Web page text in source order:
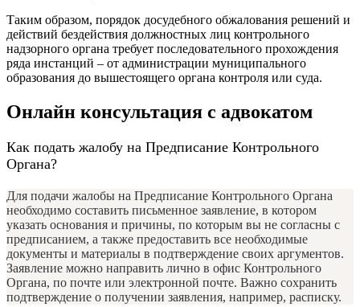
Таким образом, порядок досудебного обжалования решений и
действий бездействия должностных лиц контрольного
надзорного органа требует последовательного прохождения
ряда инстанций – от администрации муниципального
образования до вышестоящего органа контроля или суда.
Онлайн консультация с адвокатом
Как подать жалобу на Предписание Контрольного
Органа?
Для подачи жалобы на Предписание Контрольного Органа
необходимо составить письменное заявление, в котором
указать основания и причины, по которым вы не согласны с
предписанием, а также предоставить все необходимые
документы и материалы в подтверждение своих аргументов.
Заявление можно направить лично в офис Контрольного
Органа, по почте или электронной почте. Важно сохранить
подтверждение о получении заявления, например, расписку.